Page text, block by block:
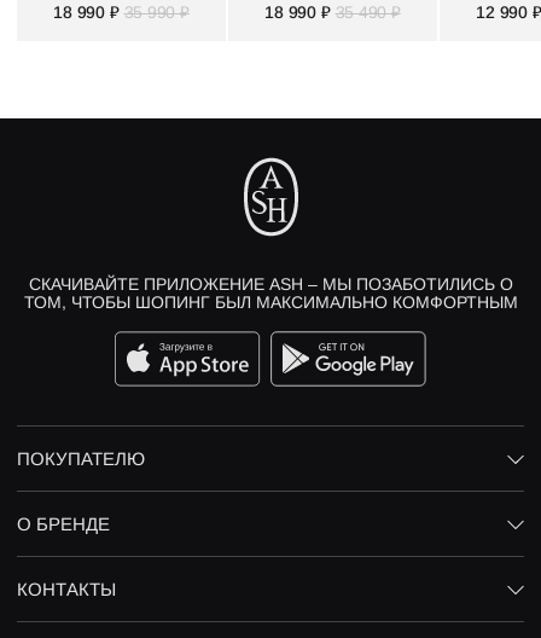
18 990 ₽ 35 990 ₽
18 990 ₽ 35 490 ₽
12 990 ₽
СКАЧИВАЙТЕ ПРИЛОЖЕНИЕ ASH – МЫ ПОЗАБОТИЛИСЬ О
ТОМ, ЧТОБЫ ШОПИНГ БЫЛ МАКСИМАЛЬНО КОМФОРТНЫМ
ПОКУПАТЕЛЮ
О БРЕНДЕ
КОНТАКТЫ